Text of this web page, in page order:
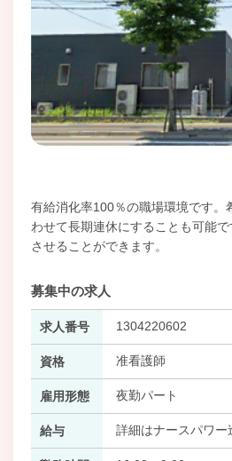
有給消化率100％の職場環境です。
わせて長期連休にすることも可能
させることができます。
募集中の求人
求人番号 1304220602
資格 准看護師
雇用形態 夜勤パート
給与 詳細はナースパワー